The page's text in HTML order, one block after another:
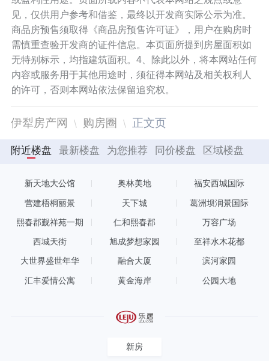
见，仅供用户参考和借鉴，最终以开发商实际公示为准。
商品房预售须取得《商品房预售许可证》，用户在购房时
需慎重查验开发商的证件信息。本页面所提到房屋面积如
无特别标示，均指建筑面积。4、除此以外，将本网站任何
内容或服务用于其他用途时，须征得本网站及相关权利人
的许可，否则本网站依法保留追究权。
伊犁房产网 购房圈 正文页
附近楼盘 最新楼盘 为您推荐 同价楼盘 区域楼盘
新天地大公馆 奥林美地 福安西城国际
营建梧桐丽景 天下城 葛洲坝润景国际
熙春郡觐祥苑一期 仁和熙春郡 万容广场
西城天街 旭成梦想家园 至祥水木花都
大世界盛世年华 融合大厦 滨河家园
汇丰爱情公寓 黄金海岸 公园大地
新房